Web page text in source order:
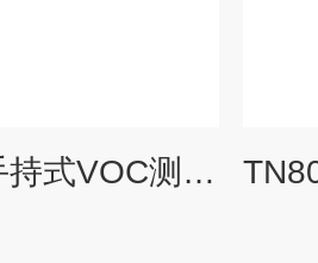
TN800新款手持式VOC测定仪